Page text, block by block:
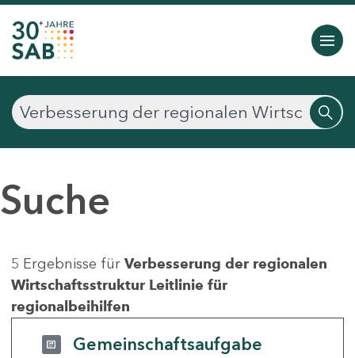
Suche
5 Ergebnisse für Verbesserung der regionalen
Wirtschaftsstruktur Leitlinie für
regionalbeihilfen
Gemeinschaftsaufgabe